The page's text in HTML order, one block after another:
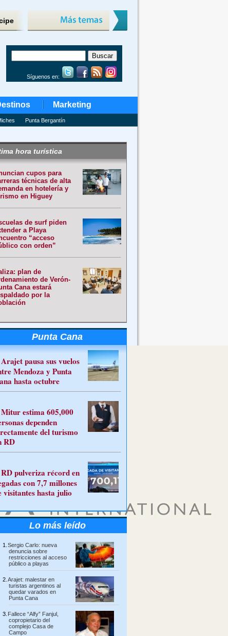
Síguenos en:
Marketing
Punta Bergantín
hora turística
cupos para
técnicas de alta
en hotelería y
en Higuey
de surf piden
a Playa
“acceso
con orden”
plan de
de Verón-
Cana estará
por la
Punta Cana
Arajet pausa sus vuelos
Mendoza y Punta
hasta octubre
Mitur estima 605,000
dependen
del turismo
RD
RD pulveriza récord en
con 7,7 millones
visitantes hasta julio
Lo más leído
Sergio Carlo: nueva
denuncia sobre
restricciones al acceso
público a playas
Arajet: malestar en
turistas argentinos al
quedar varados en
Punta Cana
Fallece “Alfy” Fanjul,
copropietario del
complejo Casa de
Campo